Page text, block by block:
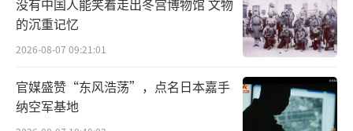
没有中国人能笑着走出冬宫博物馆 文物
的沉重记忆
2026-08-07 09:21:01
官媒盛赞“东风浩荡”，点名日本嘉手
纳空军基地